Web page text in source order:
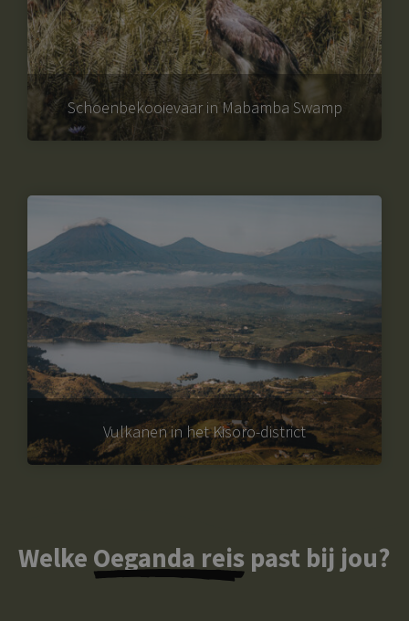
Schoenbekooievaar in Mabamba Swamp
Vulkanen in het Kisoro-district
Welke Oeganda reis past bij jou?